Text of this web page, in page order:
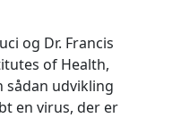
og Dr. Francis
of Health,
sådan udvikling
en virus, der er